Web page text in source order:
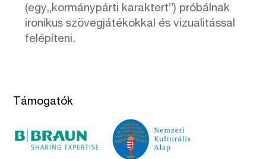
(egy„kormánypárti karaktert”) próbálnak
ironikus szövegjátékokkal és vizualitással
felépíteni.
Támogatók